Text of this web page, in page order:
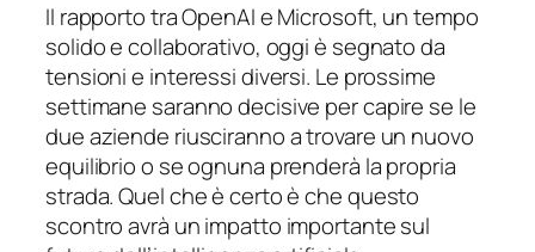
Il rapporto tra OpenAI e Microsoft, un tempo
solido e collaborativo, oggi è segnato da
tensioni e interessi diversi. Le prossime
settimane saranno decisive per capire se le
due aziende riusciranno a trovare un nuovo
equilibrio o se ognuna prenderà la propria
strada. Quel che è certo è che questo
scontro avrà un impatto importante sul